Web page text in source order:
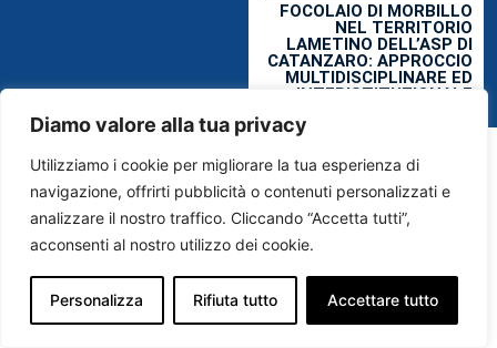
Diamo valore alla tua privacy
Utilizziamo i cookie per migliorare la tua esperienza di
navigazione, offrirti pubblicità o contenuti personalizzati e
analizzare il nostro traffico. Cliccando “Accetta tutti”,
acconsenti al nostro utilizzo dei cookie.
Personalizza Rifiuta tutto Accettare tutto
FOCOLAIO DI MORBILLO
NEL TERRITORIO
LAMETINO DELL’ASP DI
CATANZARO: APPROCCIO
MULTIDISCIPLINARE ED
INTERISTITUZIONALE